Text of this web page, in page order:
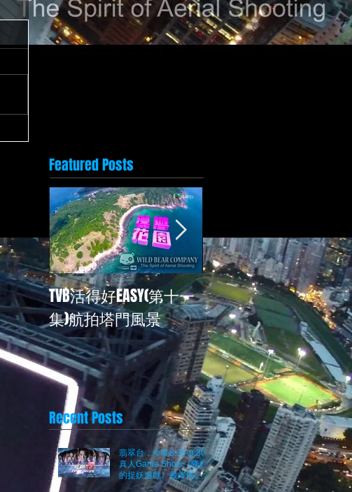
Featured Posts
TVB活得好EASY(第十一
集)航拍塔門風景
再次為TVB<活得好
拍攝
Recent Posts
翡翠台，今晚8:30-9:30
真人Game Show《降魔
的捉妖遊戲》最終回。究
竟邊個係魔？